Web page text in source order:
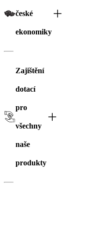
české
ekonomiky
Zajištění
dotací
pro
všechny
naše
produkty